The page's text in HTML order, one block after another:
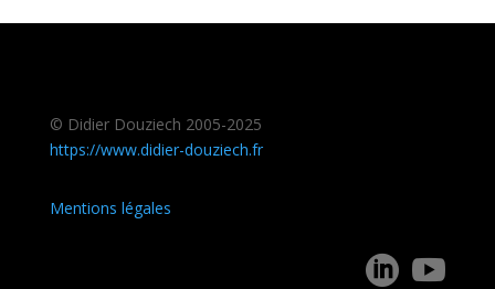
© Didier Douziech 2005-2025
https://www.didier-douziech.fr
Mentions légales
 